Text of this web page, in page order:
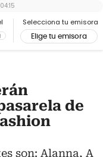
Selecciona tu emisora
Elige tu emisora
04:15
de
son: Alanna, A